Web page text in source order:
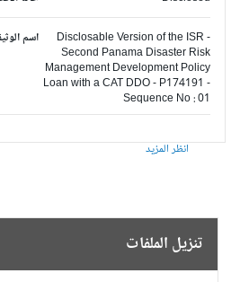
اسم الوثيقة
Disclosable Version of the ISR -
Second Panama Disaster Risk
Management Development Policy
Loan with a CAT DDO - P174191 -
Sequence No : 01
انظر المزيد
تنزيل الملفات